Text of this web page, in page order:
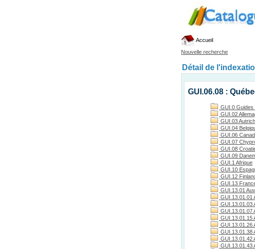
Accueil
Nouvelle recherche
Détail de
GUI.06.08 :
GUI.0 Guides
GUI.02
GUI.03
GUI.04
GUI.06
GUI.07
GUI.08
GUI.09
GUI.1 Afrique
GUI.10
GUI.12
GUI.13
GUI.13.01
GUI.13.01.01
GUI.13.01.03
GUI.13.01.07
GUI.13.01.15
GUI.13.01.26
GUI.13.01.38
GUI.13.01.42
GUI.13.01.43